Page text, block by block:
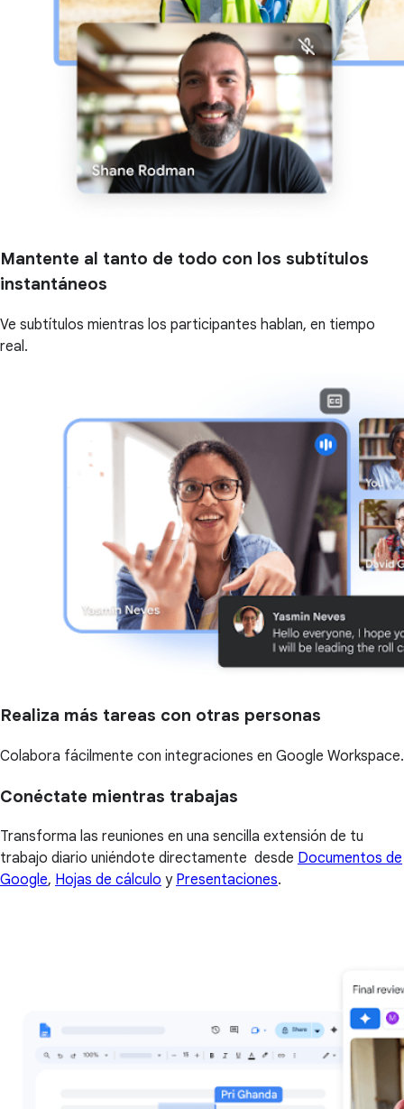
Mantente al tanto de todo con los subtítulos
instantáneos
Ve subtítulos mientras los participantes hablan, en tiempo
real.
Realiza más tareas con otras personas
Colabora fácilmente con integraciones en Google Workspace.
Conéctate mientras trabajas
Transforma las reuniones en una sencilla extensión de tu
trabajo diario uniéndote directamente desde Documentos de
Google, Hojas de cálculo y Presentaciones.